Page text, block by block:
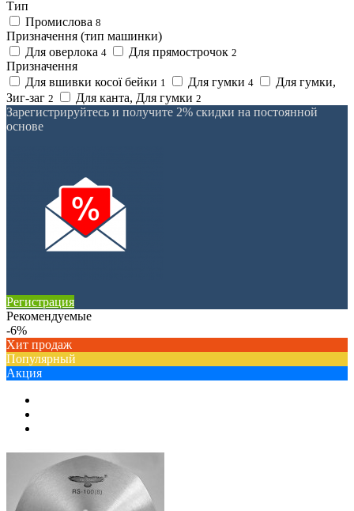
Тип
Промислова 8
Призначення (тип машинки)
Для оверлока 4 Для прямострочок 2
Призначення
Для вшивки косої бейки 1 Для гумки 4
Для гумки,
Зиг-заг 2 Для канта, Для гумки 2
Зарегистрируйтесь и получите 2% скидки на постоянной
основе
Регистрация
Рекомендуемые
-6%
Хит продаж
Популярный
Акция